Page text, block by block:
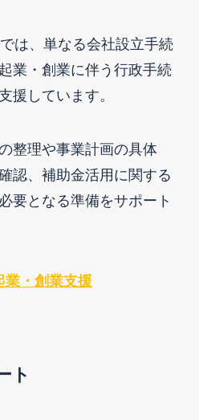
は、単なる会社設立手続
業・創業に伴う行政手続
援しています。
整理や事業計画の具体
認、補助金活用に関する
要となる準備をサポート
業・創業支援
ト